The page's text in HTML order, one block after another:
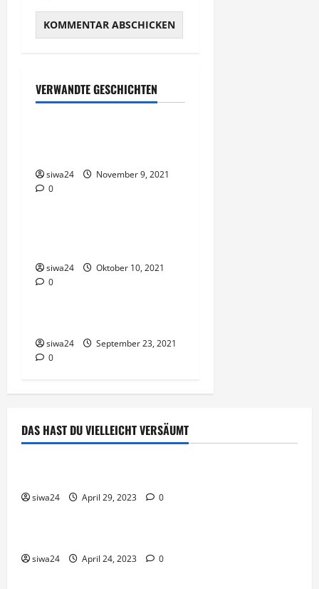
VERWANDTE GESCHICHTEN
Clean Eating & Rezepte
siwa24
November 9, 2021
0Clean Eating & Rezepte
siwa24
Oktober 10, 2021
0Clean Eating & Rezepte
siwa24
September 23, 2021
0
DAS HAST DU VIELLEICHT VERSÄUMT
Brot & Brötchen
siwa24 April 29, 2023 0
Pfannen-Gerichte Rezepte
siwa24 April 24, 2023 0
Brot & Brötchen